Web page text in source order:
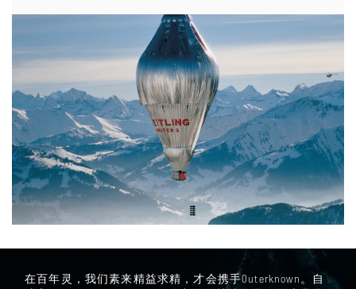
在百年灵，我们素来精益求精，才会携手Outerknown。自